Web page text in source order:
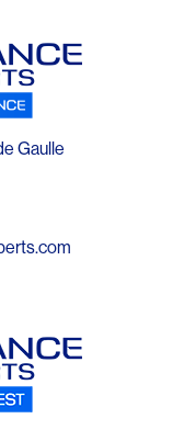
Gaulle